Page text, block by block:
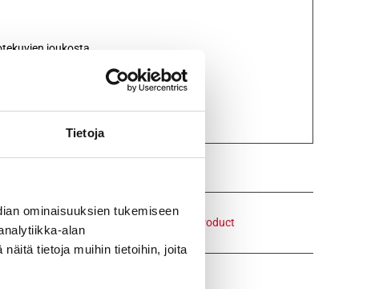
Tietoja
ominaisuuksien tukemiseen
alan
tietoja muihin tietoihin, joita
joukosta.
Email This Product